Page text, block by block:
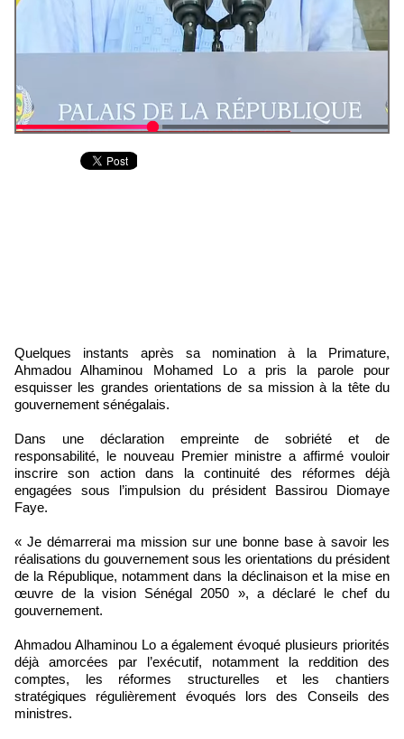
Quelques instants après sa nomination à la Primature,
Ahmadou Alhaminou Mohamed Lo a pris la parole pour
esquisser les grandes orientations de sa mission à la tête du
gouvernement sénégalais.
Dans une déclaration empreinte de sobriété et de
responsabilité, le nouveau Premier ministre a affirmé vouloir
inscrire son action dans la continuité des réformes déjà
engagées sous l’impulsion du président Bassirou Diomaye
Faye.
« Je démarrerai ma mission sur une bonne base à savoir les
réalisations du gouvernement sous les orientations du président
de la République, notamment dans la déclinaison et la mise en
œuvre de la vision Sénégal 2050 », a déclaré le chef du
gouvernement.
Ahmadou Alhaminou Lo a également évoqué plusieurs priorités
déjà amorcées par l’exécutif, notamment la reddition des
comptes, les réformes structurelles et les chantiers
stratégiques régulièrement évoqués lors des Conseils des
ministres.